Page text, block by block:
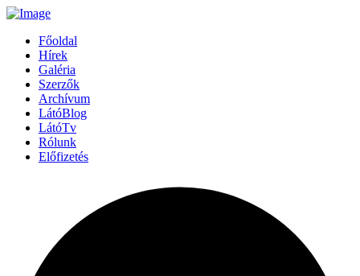
Főoldal
Hírek
Galéria
Szerzők
Archívum
LátóBlog
LátóTv
Rólunk
Előfizetés